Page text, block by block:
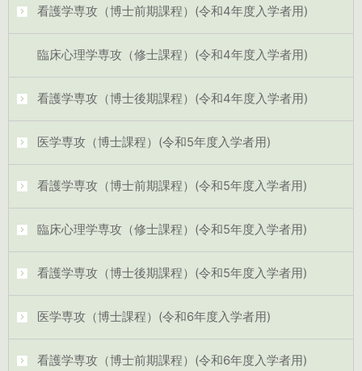
看護学専攻（博士前期課程）(令和4年度入学者用)
臨床心理学専攻（修士課程）(令和4年度入学者用)
看護学専攻（博士後期課程）(令和4年度入学者用)
医学専攻（博士課程）(令和5年度入学者用)
看護学専攻（博士前期課程）(令和5年度入学者用)
臨床心理学専攻（修士課程）(令和5年度入学者用)
看護学専攻（博士後期課程）(令和5年度入学者用)
医学専攻（博士課程）(令和6年度入学者用)
看護学専攻（博士前期課程）(令和6年度入学者用)